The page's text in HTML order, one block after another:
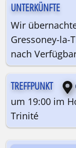
UNTERKÜNFTE
Wir
Gressoney-la-
nach
TREFFPUNKT
um 19:00 im
Trinité